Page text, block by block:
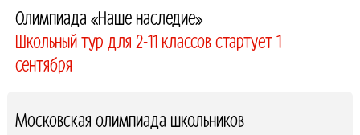
Олимпиада «Наше наследие»
Школьный тур для 2-11 классов стартует 1
сентября
Московская олимпиада школьников